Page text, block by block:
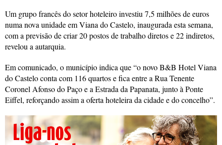
Um grupo francês do setor hoteleiro investiu 7,5 milhões de euros
numa nova unidade em Viana do Castelo, inaugurada esta semana,
com a previsão de criar 20 postos de trabalho diretos e 22 indiretos,
revelou a autarquia.
Em comunicado, o município indica que “o novo B&B Hotel Viana
do Castelo conta com 116 quartos e fica entre a Rua Tenente
Coronel Afonso do Paço e a Estrada da Papanata, junto à Ponte
Eiffel, reforçando assim a oferta hoteleira da cidade e do concelho”.